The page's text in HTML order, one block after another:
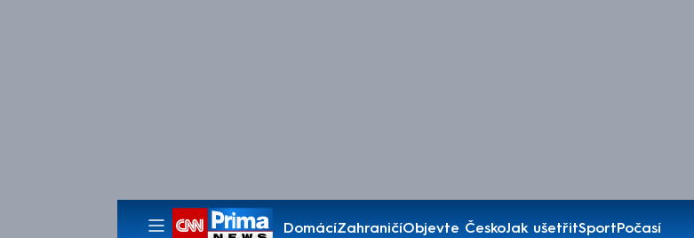
DomácíZahraničíObjevte ČeskoJak ušetřitSportPočasí